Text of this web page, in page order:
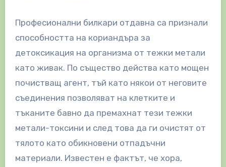
Професионални билкари отдавна са признали
способността на кориандъра за
детоксикация на организма от тежки метали
като живак. По същество действа като мощен
почистващ агент, тъй като някои от неговите
съединения позволяват на клетките и
тъканите бавно да премахнат тези тежки
метали-токсини и след това да ги очистят от
тялото като обикновени отпадъчни
материали. Известен е фактът, че хора,